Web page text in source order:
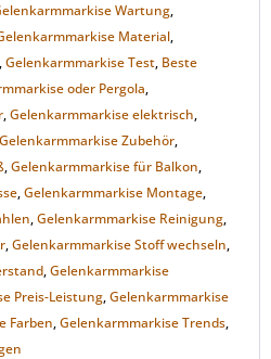
Wartung,
Material,
,Gelenkarmmarkise Test, Beste
oder Pergola,
,Gelenkarmmarkise elektrisch,
Gelenkarmmarkise Zubehör,
,Gelenkarmmarkise für Balkon,
,Gelenkarmmarkise Montage,
,Gelenkarmmarkise Reinigung,
,Gelenkarmmarkise Stoff wechseln,
,Gelenkarmmarkise
Preis-Leistung,Gelenkarmmarkise
Farben,Gelenkarmmarkise Trends,